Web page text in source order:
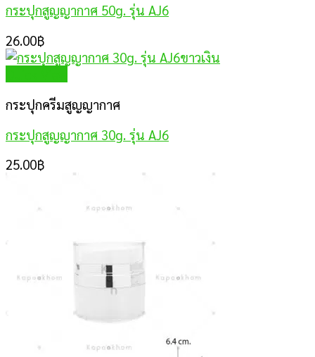
กระปุกสูญญากาศ 50g. รุ่น AJ6
26.00฿
กระปุกครีมสูญญากาศ
กระปุกสูญญากาศ 30g. รุ่น AJ6
25.00฿